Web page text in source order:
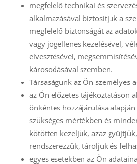
megfelelő technikai és
alkalmazásával biztosítjuk a
megfelelő biztonságát az
vagy jogellenes kezelésével,
elvesztésével,
károsodásával szemben.
Társaságunk az Ön személyes
az Ön előzetes tájékoztatáson
önkéntes hozzájárulása alapján
szükséges mértékben és
kötötten kezeljük, azaz
rendszerezzük, tároljuk és
egyes esetekben az Ön